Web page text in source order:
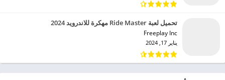
تحميل لعبة Ride Master مهكرة للاندرويد 2024
Freeplay Inc‏
يناير 17, 2024